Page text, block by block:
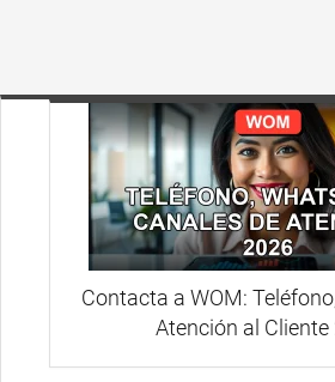
Contacta a WOM:
Atención al Cliente